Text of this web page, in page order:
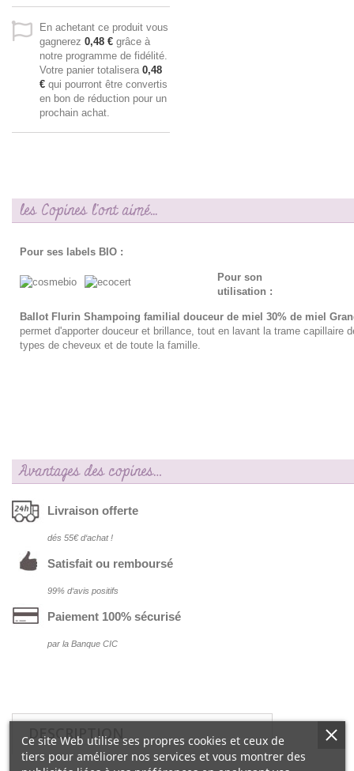
En achetant ce produit vous
gagnerez 0,48 € grâce à
notre programme de fidélité.
Votre panier totalisera 0,48
€ qui pourront être convertis
en bon de réduction pour un
prochain achat.
les Copines l'ont aimé...
Pour ses labels BIO :
Pour son
utilisation :
Ballot Flurin Shampoing familial douceur de miel 30% de miel
permet d'apporter douceur et brillance, tout en lavant la trame capillaire
types de cheveux et de toute la famille.
Avantages des copines…
Livraison offerte
dés 55€ d‘achat !
Satisfait ou remboursé
99% d‘avis positifs
Paiement 100% sécurisé
par la Banque CIC
DESCRIPTION
Ce site Web utilise ses propres cookies et ceux de
tiers pour améliorer nos services et vous montrer des